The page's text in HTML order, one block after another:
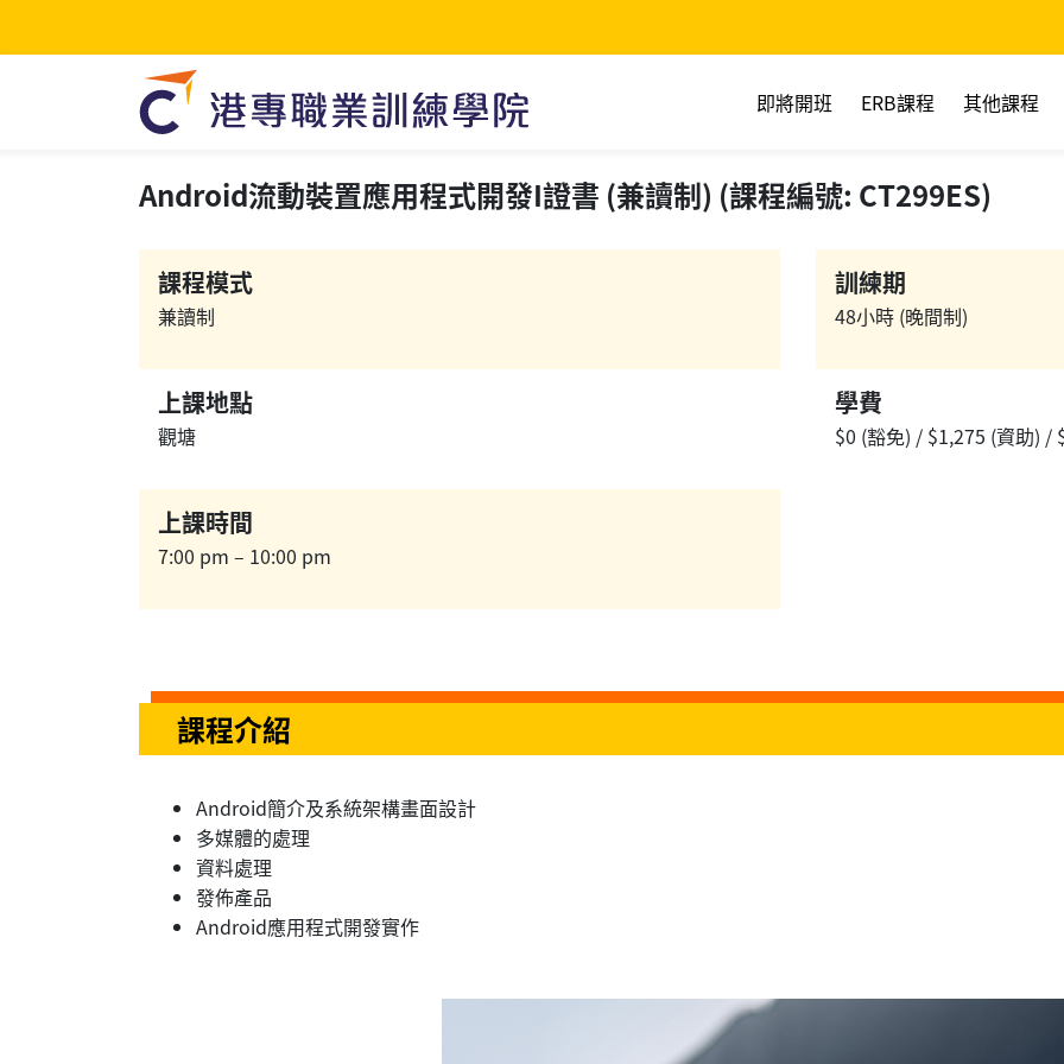
即將開班 ERB課程 其他課程
Android流動裝置應用程式開發I證書 (兼讀制) (課程編號: CT299ES)
課程模式
兼讀制
訓練期
48小時 (晚間制)
上課地點
觀塘
學費
$0 (豁免) / $1,275 (資助) /
上課時間
7:00 pm – 10:00 pm
課程介紹
Android簡介及系統架構畫面設計
多媒體的處理
資料處理
發佈產品
Android應用程式開發實作